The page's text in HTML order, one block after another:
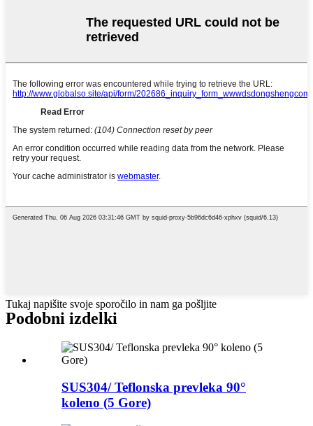
Tukaj napišite svoje sporočilo in nam ga pošljite
Podobni izdelki
SUS304/ Teflonska prevleka 90°
koleno (5 Gore)